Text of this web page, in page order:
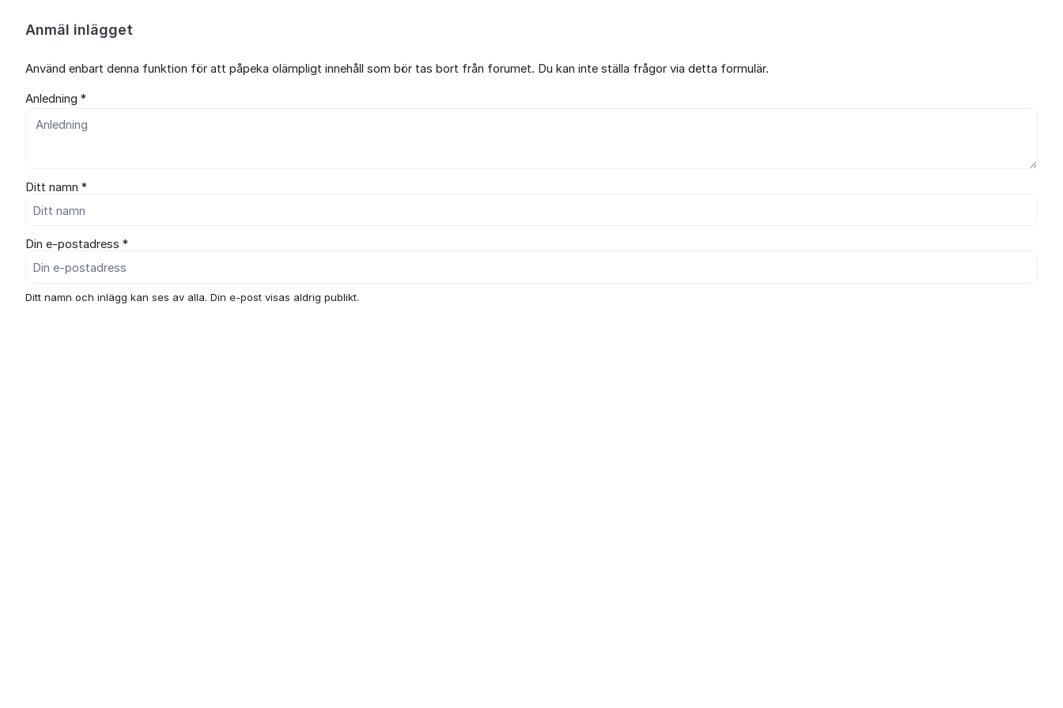
Anmäl inlägget
Använd enbart denna funktion för att påpeka olämpligt innehåll som bör tas bort från forumet. Du kan inte ställa frågor via detta formulär.
Anledning *
Ditt namn *
Din e-postadress *
Ditt namn och inlägg kan ses av alla. Din e-post visas aldrig publikt.